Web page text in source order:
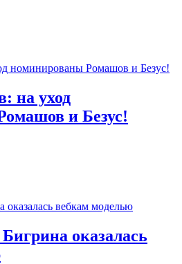
на уход
и Безус!
оказалась